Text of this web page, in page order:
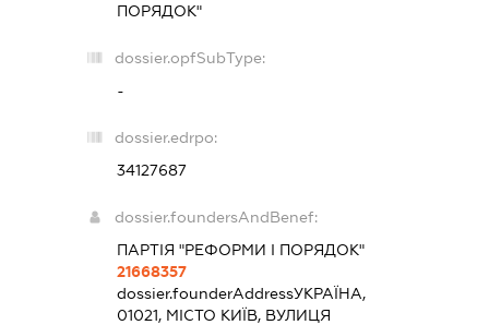
ПОРЯДОК"
dossier.opfSubType:
-
dossier.edrpo:
34127687
dossier.foundersAndBenef:
ПАРТІЯ "РЕФОРМИ І ПОРЯДОК"
21668357
dossier.founderAddressУКРАЇНА,
01021, МІСТО КИЇВ, ВУЛИЦЯ